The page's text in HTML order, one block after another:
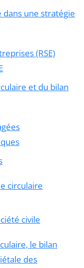
une stratégie
(RSE)
et du bilan
circulaire
civile
le bilan
des